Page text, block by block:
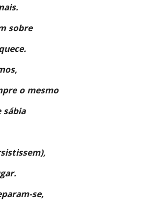
sobre
o mesmo
sábia
se,